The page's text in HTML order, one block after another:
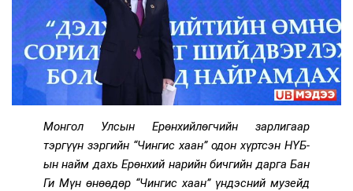
Монгол Улсын Ерөнхийлөгчийн зарлигаар
тэргүүн зэргийн “Чингис хаан” одон хүртсэн НҮБ-
ын найм дахь Ерөнхий нарийн бичгийн дарга Бан
Ги Мүн өнөөдөр “Чингис хаан” үндэсний музейд